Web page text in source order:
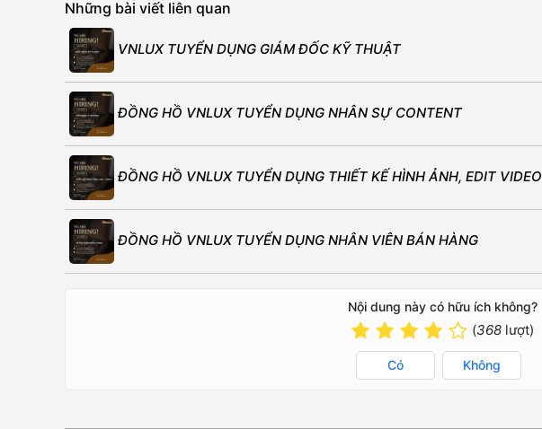
Những bài viết liên quan
VNLUX TUYỂN DỤNG GIÁM ĐỐC KỸ THUẬT
ĐỒNG HỒ VNLUX TUYỂN DỤNG NHÂN SỰ CONTENT
ĐỒNG HỒ VNLUX TUYỂN DỤNG THIẾT KẾ HÌNH ẢNH, EDIT VIDEO
ĐỒNG HỒ VNLUX TUYỂN DỤNG NHÂN VIÊN BÁN HÀNG
Nội dung này có hữu ích không?
(368 lượt)
Có Không